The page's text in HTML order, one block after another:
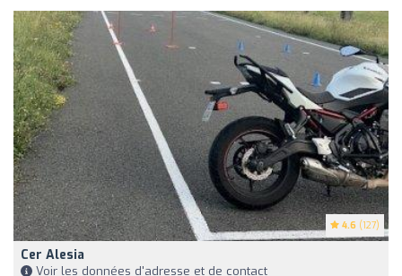
4.6 (127)
Cer Alesia
Voir les données d'adresse et de contact